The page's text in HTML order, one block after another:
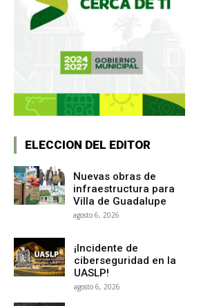
ELECCION DEL EDITOR
Nuevas obras de
infraestructura para
Villa de Guadalupe
agosto 6, 2026
¡Incidente de
ciberseguridad en la
UASLP!
agosto 6, 2026